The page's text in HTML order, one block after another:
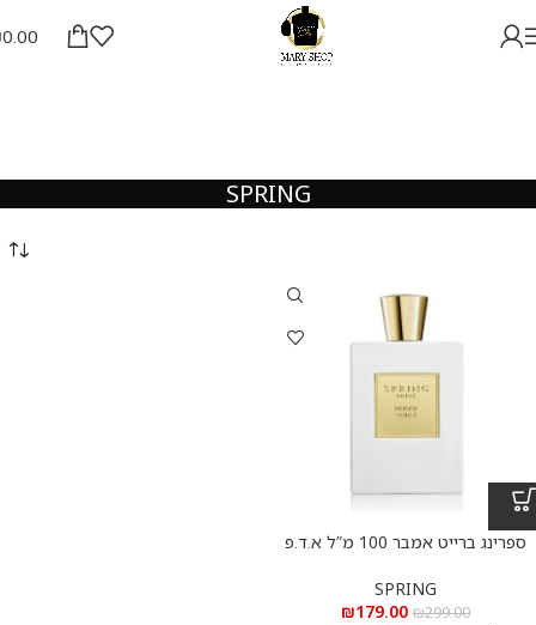
0.00
SPRING
ספרינג ברייט אמבר 100 מ”ל א.ד.פ
SPRING
₪299.00
₪179.00